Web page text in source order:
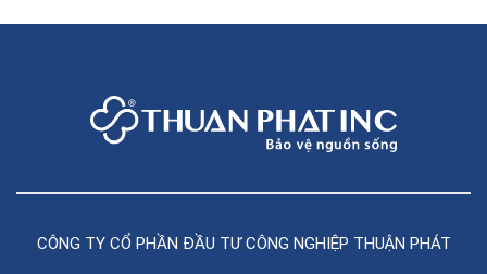
CÔNG TY CỔ PHẦN ĐẦU TƯ CÔNG NGHIỆP THUẬN PHÁT